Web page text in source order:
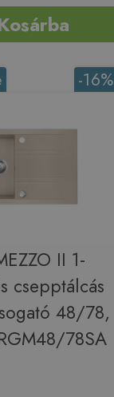
-16%
II 1-
csepptálcás
48/78,
78SA